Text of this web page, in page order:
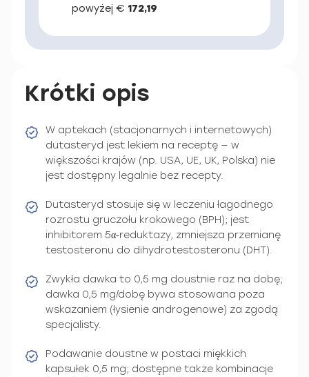
powyżej € 172,19
Krótki opis
W aptekach (stacjonarnych i internetowych)
dutasteryd jest lekiem na receptę — w
większości krajów (np. USA, UE, UK, Polska) nie
jest dostępny legalnie bez recepty.
Dutasteryd stosuje się w leczeniu łagodnego
rozrostu gruczołu krokowego (BPH); jest
inhibitorem 5α‑reduktazy, zmniejsza przemianę
testosteronu do dihydrotestosteronu (DHT).
Zwykła dawka to 0,5 mg doustnie raz na dobę;
dawka 0,5 mg/dobę bywa stosowana poza
wskazaniem (łysienie androgenowe) za zgodą
specjalisty.
Podawanie doustne w postaci miękkich
kapsułek 0,5 mg; dostępne także kombinacje